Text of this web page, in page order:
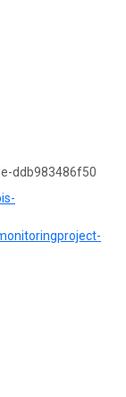
ddb983486f50